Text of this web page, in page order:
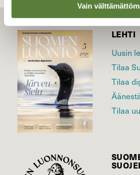
Vain
LEHTI
Uusin
Tilaa
Tilaa
Tilaa